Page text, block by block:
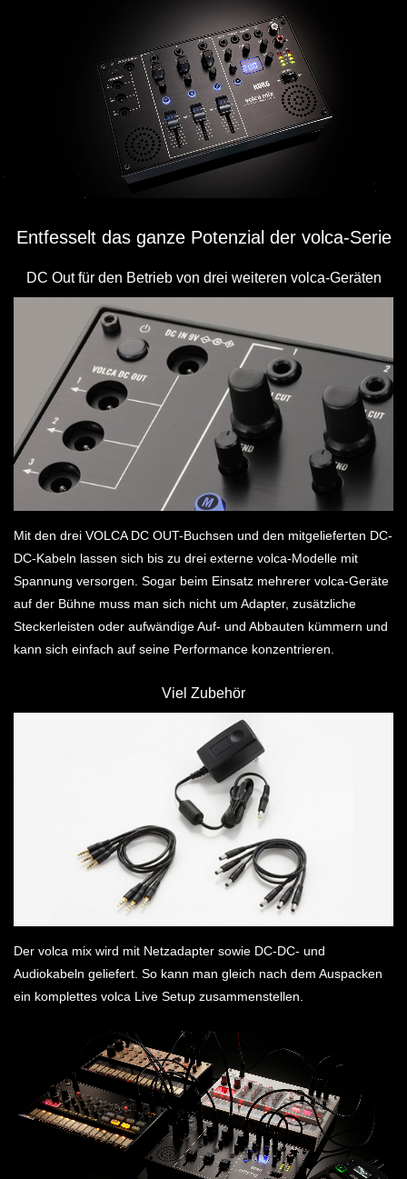
Entfesselt das ganze Potenzial der volca-Serie
DC Out für den Betrieb von drei weiteren volca-Geräten
Mit den drei VOLCA DC OUT-Buchsen und den mitgelieferten DC-
DC-Kabeln lassen sich bis zu drei externe volca-Modelle mit
Spannung versorgen. Sogar beim Einsatz mehrerer volca-Geräte
auf der Bühne muss man sich nicht um Adapter, zusätzliche
Steckerleisten oder aufwändige Auf- und Abbauten kümmern und
kann sich einfach auf seine Performance konzentrieren.
Viel Zubehör
Der volca mix wird mit Netzadapter sowie DC-DC- und
Audiokabeln geliefert. So kann man gleich nach dem Auspacken
ein komplettes volca Live Setup zusammenstellen.